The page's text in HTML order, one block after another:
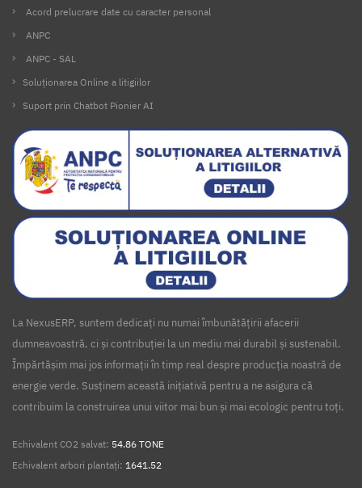
Acord prelucrare date cu caracter personal
ANPC
ANPC - SAL
Soluționarea Online a litigiilor
Suport prin Chatbot Pionier AI
La NexusERP, suntem dedicați nu numai îmbunătățirii afacerii
dumneavoastră, ci și contribuției la un mediu mai durabil și sustenabil.
Împărtășim mai jos informații în timp real despre producția noastră de
energie verde. Susținem această inițiativă pentru a ne asigura că
contribuim la construirea unui viitor mai bun și mai ecologic pentru toți.
Echivalent CO2 salvat: 54.86 TONE
Echivalent arbori plantați: 1641.52